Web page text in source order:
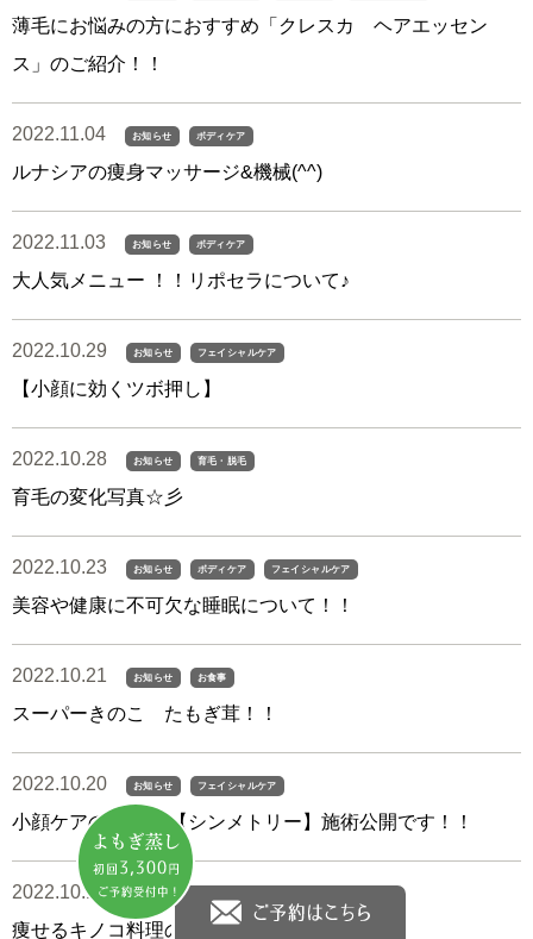
薄毛にお悩みの方におすすめ「クレスカ ヘアエッセン
ス」のご紹介！！
2022.11.04 お知らせ ボディケア
ルナシアの痩身マッサージ&機械(^^)
2022.11.03 お知らせ ボディケア
大人気メニュー ！！リポセラについて♪
2022.10.29 お知らせ フェイシャルケア
【小顔に効くツボ押し】
2022.10.28 お知らせ 育毛・脱毛
育毛の変化写真☆彡
2022.10.23 お知らせ ボディケア フェイシャルケア
美容や健康に不可欠な睡眠について！！
2022.10.21 お知らせ お食事
スーパーきのこ たもぎ茸！！
2022.10.20 お知らせ フェイシャルケア
小顔ケアのできる 【シンメトリー】施術公開です！！
2022.10.13 お知らせ
痩せるキノコ料理のご紹介です！！